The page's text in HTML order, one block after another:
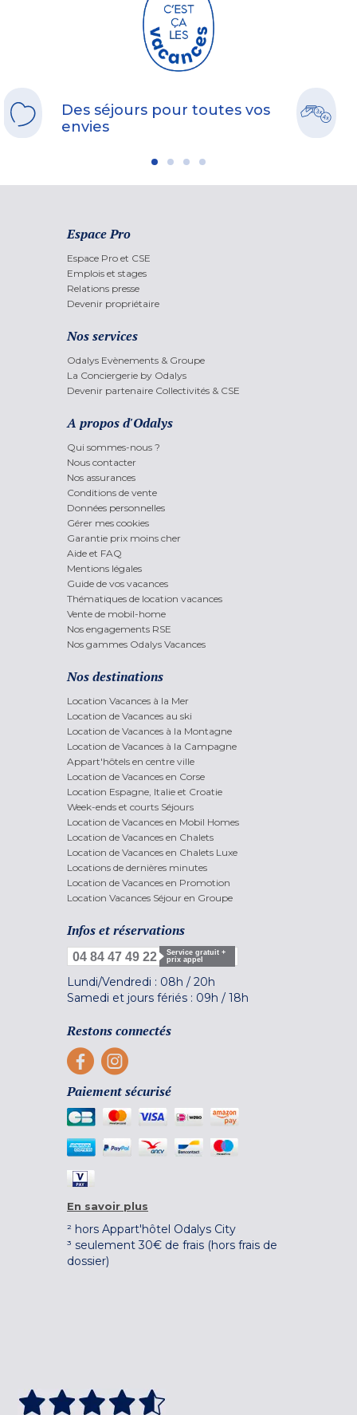
Des séjours pour toutes vos
envies
Espace Pro
Espace Pro et CSE
Emplois et stages
Relations presse
Devenir propriétaire
Nos services
Odalys Evènements & Groupe
La Conciergerie by Odalys
Devenir partenaire Collectivités & CSE
A propos d'Odalys
Qui sommes-nous ?
Nous contacter
Nos assurances
Conditions de vente
Données personnelles
Gérer mes cookies
Garantie prix moins cher
Aide et FAQ
Mentions légales
Guide de vos vacances
Thématiques de location vacances
Vente de mobil-home
Nos engagements RSE
Nos gammes Odalys Vacances
Nos destinations
Location Vacances à la Mer
Location de Vacances au ski
Location de Vacances à la Montagne
Location de Vacances à la Campagne
Appart'hôtels en centre ville
Location de Vacances en Corse
Location Espagne, Italie et Croatie
Week-ends et courts Séjours
Location de Vacances en Mobil Homes
Location de Vacances en Chalets
Location de Vacances en Chalets Luxe
Locations de dernières minutes
Location de Vacances en Promotion
Location Vacances Séjour en Groupe
Infos et réservations
04 84 47 49 22
Service gratuit +
prix appel
Lundi/Vendredi : 08h / 20h
Samedi et jours fériés : 09h / 18h
Restons connectés
Paiement sécurisé
En savoir plus
² hors Appart'hôtel Odalys City
³ seulement 30€ de frais (hors frais de
dossier)